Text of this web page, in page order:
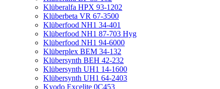
Klüberalfa HPX 93-1202
Klüberbeta VR 67-3500
Klüberfood NH1 34-401
Klüberfood NH1 87-703 Hyg
Klüberfood NH1 94-6000
Klüberplex BEM 34-132
Klübersynth BEH 42-232
Klübersynth UH1 14-1600
Klübersynth UH1 64-2403
Kyodo Excelite 0C453